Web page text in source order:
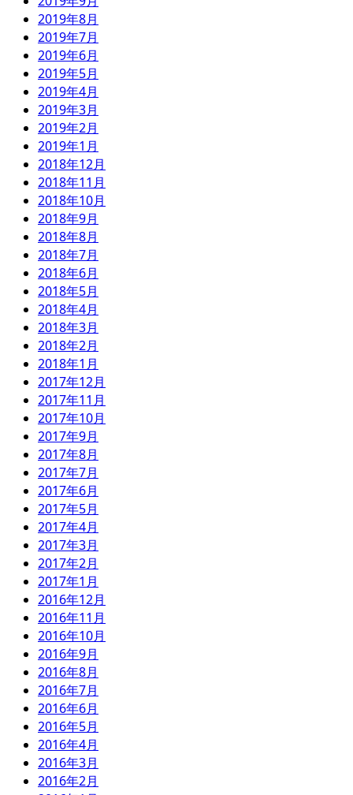
2019年8月
2019年7月
2019年6月
2019年5月
2019年4月
2019年3月
2019年2月
2019年1月
2018年12月
2018年11月
2018年10月
2018年9月
2018年8月
2018年7月
2018年6月
2018年5月
2018年4月
2018年3月
2018年2月
2018年1月
2017年12月
2017年11月
2017年10月
2017年9月
2017年8月
2017年7月
2017年6月
2017年5月
2017年4月
2017年3月
2017年2月
2017年1月
2016年12月
2016年11月
2016年10月
2016年9月
2016年8月
2016年7月
2016年6月
2016年5月
2016年4月
2016年3月
2016年2月